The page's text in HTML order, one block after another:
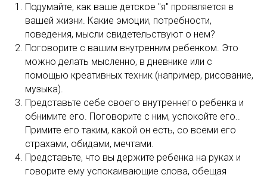
Подумайте, как ваше детское "я" проявляется в
вашей жизни. Какие эмоции, потребности,
поведения, мысли свидетельствуют о нем?
Поговорите с вашим внутренним ребенком. Это
можно делать мысленно, в дневнике или с
помощью креативных техник (например, рисование,
музыка).
Представьте себе своего внутреннего ребенка и
обнимите его. Поговорите с ним, успокойте его..
Примите его таким, какой он есть, со всеми его
страхами, обидами, мечтами.
Представьте, что вы держите ребенка на руках и
говорите ему успокаивающие слова, обещая